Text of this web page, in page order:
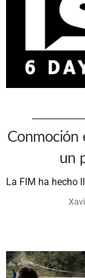
Conmoción
un
La FIM ha hecho